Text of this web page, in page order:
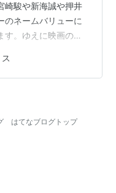
崎駿や新海誠や押井
のネームバリューに
す。ゆえに映画の単
白かったのです。
しました。観た後、
、一部を除けば、
ことがないからで
なのかと思っ…
はてなブログトップ